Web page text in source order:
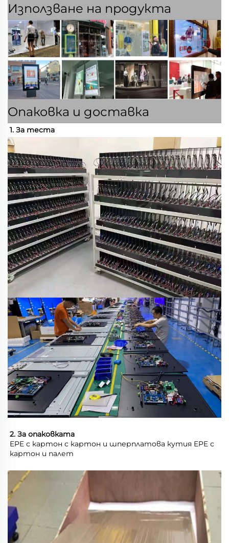
Използване на продукта
Опаковка и доставка
1. За теста
2. За опаковката
EPE с картон с картон и шперплатова кутия EPE с
картон и палет